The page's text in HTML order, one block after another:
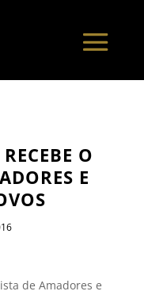
O
E
de Amadores e